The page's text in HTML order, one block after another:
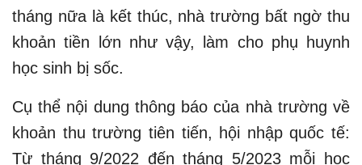
tháng nữa là kết thúc, nhà trường bất ngờ thu
khoản tiền lớn như vậy, làm cho phụ huynh
học sinh bị sốc.
Cụ thể nội dung thông báo của nhà trường về
khoản thu trường tiên tiến, hội nhập quốc tế:
Từ tháng 9/2022 đến tháng 5/2023 mỗi học